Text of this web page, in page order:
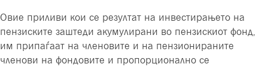
Овие приливи кои се резултат на инвестирањето на
пензиските заштеди акумулирани во пензискиот фонд,
им припаѓаат на членовите и на пензионираните
членови на фондовите и пропорционално се